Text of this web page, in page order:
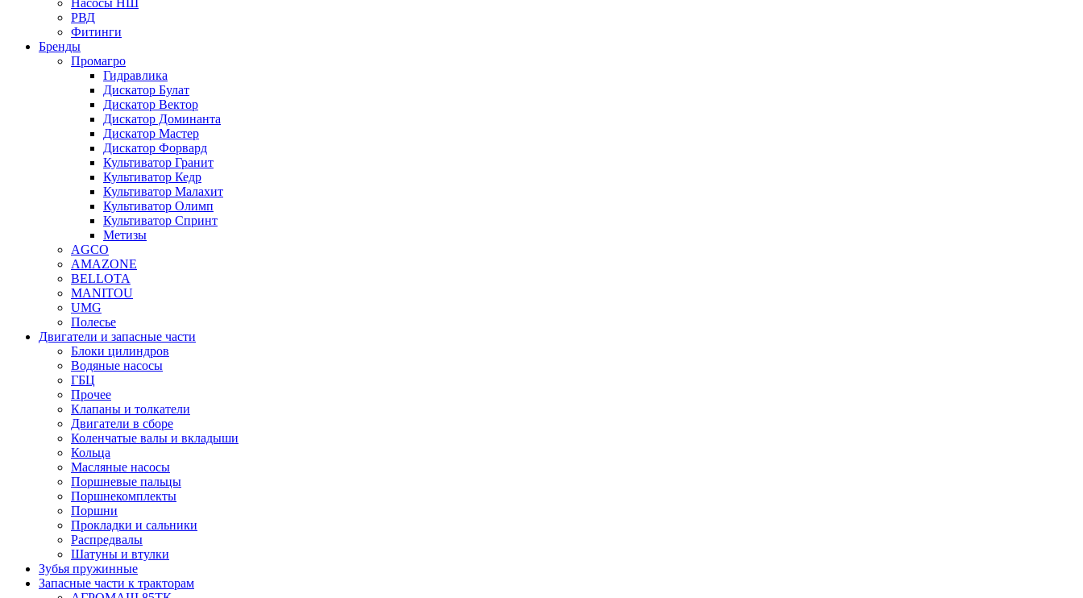
Насосы НШ
РВД
Фитинги
Бренды
Промагро
Гидравлика
Дискатор Булат
Дискатор Вектор
Дискатор Доминанта
Дискатор Мастер
Дискатор Форвард
Культиватор Гранит
Культиватор Кедр
Культиватор Малахит
Культиватор Олимп
Культиватор Спринт
Метизы
AGCO
AMAZONE
BELLOTA
MANITOU
UMG
Полесье
Двигатели и запасные части
Блоки цилиндров
Водяные насосы
ГБЦ
Прочее
Клапаны и толкатели
Двигатели в сборе
Коленчатые валы и вкладыши
Кольца
Масляные насосы
Поршневые пальцы
Поршнекомплекты
Поршни
Прокладки и сальники
Распредвалы
Шатуны и втулки
Зубья пружинные
Запасные части к тракторам